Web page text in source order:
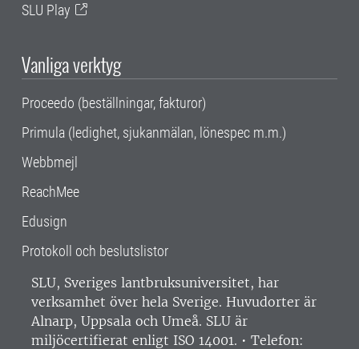
SLU Play
Vanliga verktyg
Proceedo (beställningar, fakturor)
Primula (ledighet, sjukanmälan, lönespec m.m.)
Webbmejl
ReachMee
Edusign
Protokoll och beslutslistor
SLU, Sveriges lantbruksuniversitet, har
verksamhet över hela Sverige. Huvudorter är
Alnarp, Uppsala och Umeå. SLU är
miljöcertifierat enligt ISO 14001. • Telefon: